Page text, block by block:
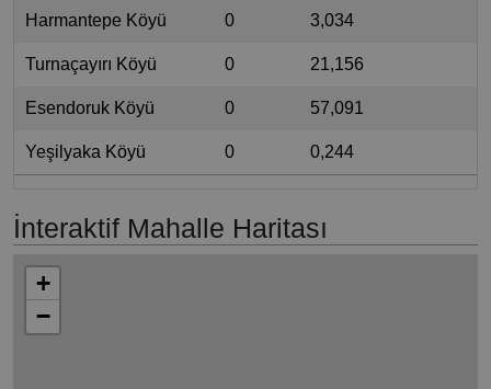
Harmantepe Köyü 0 3,034
Turnaçayırı Köyü 0 21,156
Esendoruk Köyü 0 57,091
Yeşilyaka Köyü 0 0,244
İnteraktif Mahalle Haritası
+
−